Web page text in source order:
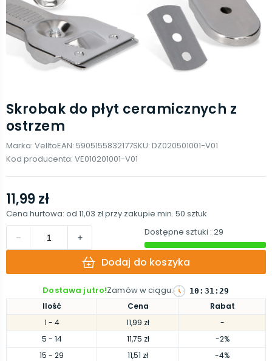
Skrobak do płyt ceramicznych z
ostrzem
Marka: VelltoEAN: 5905155832177SKU: DZ020501001-V01
Kod producenta: VE010201001-V01
Ilość Cena
Rabat
1 - 4 11,99 zł
-
5 - 14 11,75 zł
-2%
15 - 29 11,51 zł
-4%
11,99 zł
Cena hurtowa: od 11,03 złprzy zakupie min. 50 sztuk
Dostępne sztuki : 29
Dodaj do koszyka
Dostawa jutro!Zamów w ciągu: 10 : 31:28